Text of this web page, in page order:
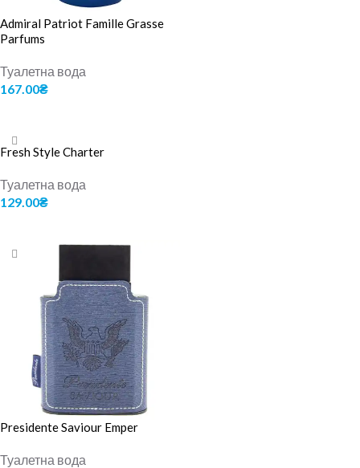
Admiral Patriot Famille Grasse
Parfums
Туалетна вода
167.00₴
Fresh Style Charter
Туалетна вода
129.00₴
Presidente Saviour Emper
Туалетна вода